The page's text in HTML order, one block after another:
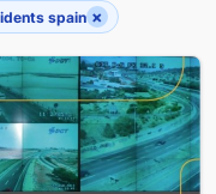
spain ×